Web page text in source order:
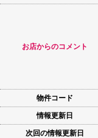
お店からのコメント
物件コード
情報更新日
次回の情報更新日